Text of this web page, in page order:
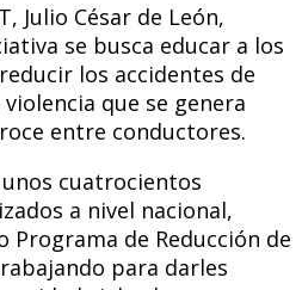
Julio César de León,
se busca educar a los
los accidentes de
que se genera
entre conductores.
unos cuatrocientos
a nivel nacional,
Programa de Reducción de
para darles